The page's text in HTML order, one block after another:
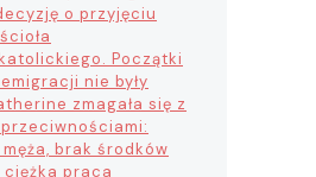
o przyjęciu
Początki
nie były
zmagała się z
brak środków
ciężka praca